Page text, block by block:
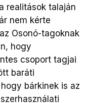
realitások talaján
nem kérte
Osonó-tagoknak
hogy
csoport tagjai
baráti
bárkinek is az